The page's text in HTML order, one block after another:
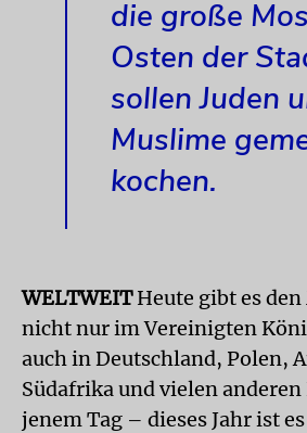
die große
Osten der
sollen Juden
Muslime
kochen.
WELTWEITHeute gibt es
nicht nur im Vereinigten
auch in Deutschland, Polen,
Südafrika und vielen anderen
jenem Tag – dieses Jahr ist